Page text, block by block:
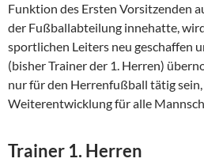
Funktion des Ersten Vorsitzenden
der Fußballabteilung innehatte,
sportlichen Leiters neu geschaffen
(bisher Trainer der 1. Herren)
nur für den Herrenfußball tätig
Weiterentwicklung für alle
Trainer 1. Herren